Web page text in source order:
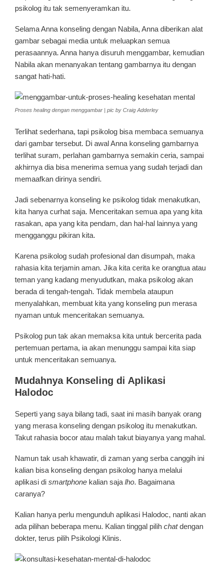
psikolog itu tak semenyeramkan itu.
Selama Anna konseling dengan Nabila, Anna diberikan alat
gambar sebagai media untuk meluapkan semua
perasaannya. Anna hanya disuruh menggambar, kemudian
Nabila akan menanyakan tentang gambarnya itu dengan
sangat hati-hati.
Proses healing dengan menggambar | pic by Craig Adderley
Terlihat sederhana, tapi psikolog bisa membaca semuanya
dari gambar tersebut. Di awal Anna konseling gambarnya
terlihat suram, perlahan gambarnya semakin ceria, sampai
akhirnya dia bisa menerima semua yang sudah terjadi dan
memaafkan dirinya sendiri.
Jadi sebenarnya konseling ke psikolog tidak menakutkan,
kita hanya curhat saja. Menceritakan semua apa yang kita
rasakan, apa yang kita pendam, dan hal-hal lainnya yang
mengganggu pikiran kita.
Karena psikolog sudah profesional dan disumpah, maka
rahasia kita terjamin aman. Jika kita cerita ke orangtua atau
teman yang kadang menyudutkan, maka psikolog akan
berada di tengah-tengah. Tidak membela ataupun
menyalahkan, membuat kita yang konseling pun merasa
nyaman untuk menceritakan semuanya.
Psikolog pun tak akan memaksa kita untuk bercerita pada
pertemuan pertama, ia akan menunggu sampai kita siap
untuk menceritakan semuanya.
Mudahnya Konseling di Aplikasi
Halodoc
Seperti yang saya bilang tadi, saat ini masih banyak orang
yang merasa konseling dengan psikolog itu menakutkan.
Takut rahasia bocor atau malah takut biayanya yang mahal.
Namun tak usah khawatir, di zaman yang serba canggih ini
kalian bisa konseling dengan psikolog hanya melalui
aplikasi di smartphone kalian saja lho. Bagaimana
caranya?
Kalian hanya perlu mengunduh aplikasi Halodoc, nanti akan
ada pilihan beberapa menu. Kalian tinggal pilih chatdengan
dokter, terus pilih Psikologi Klinis.